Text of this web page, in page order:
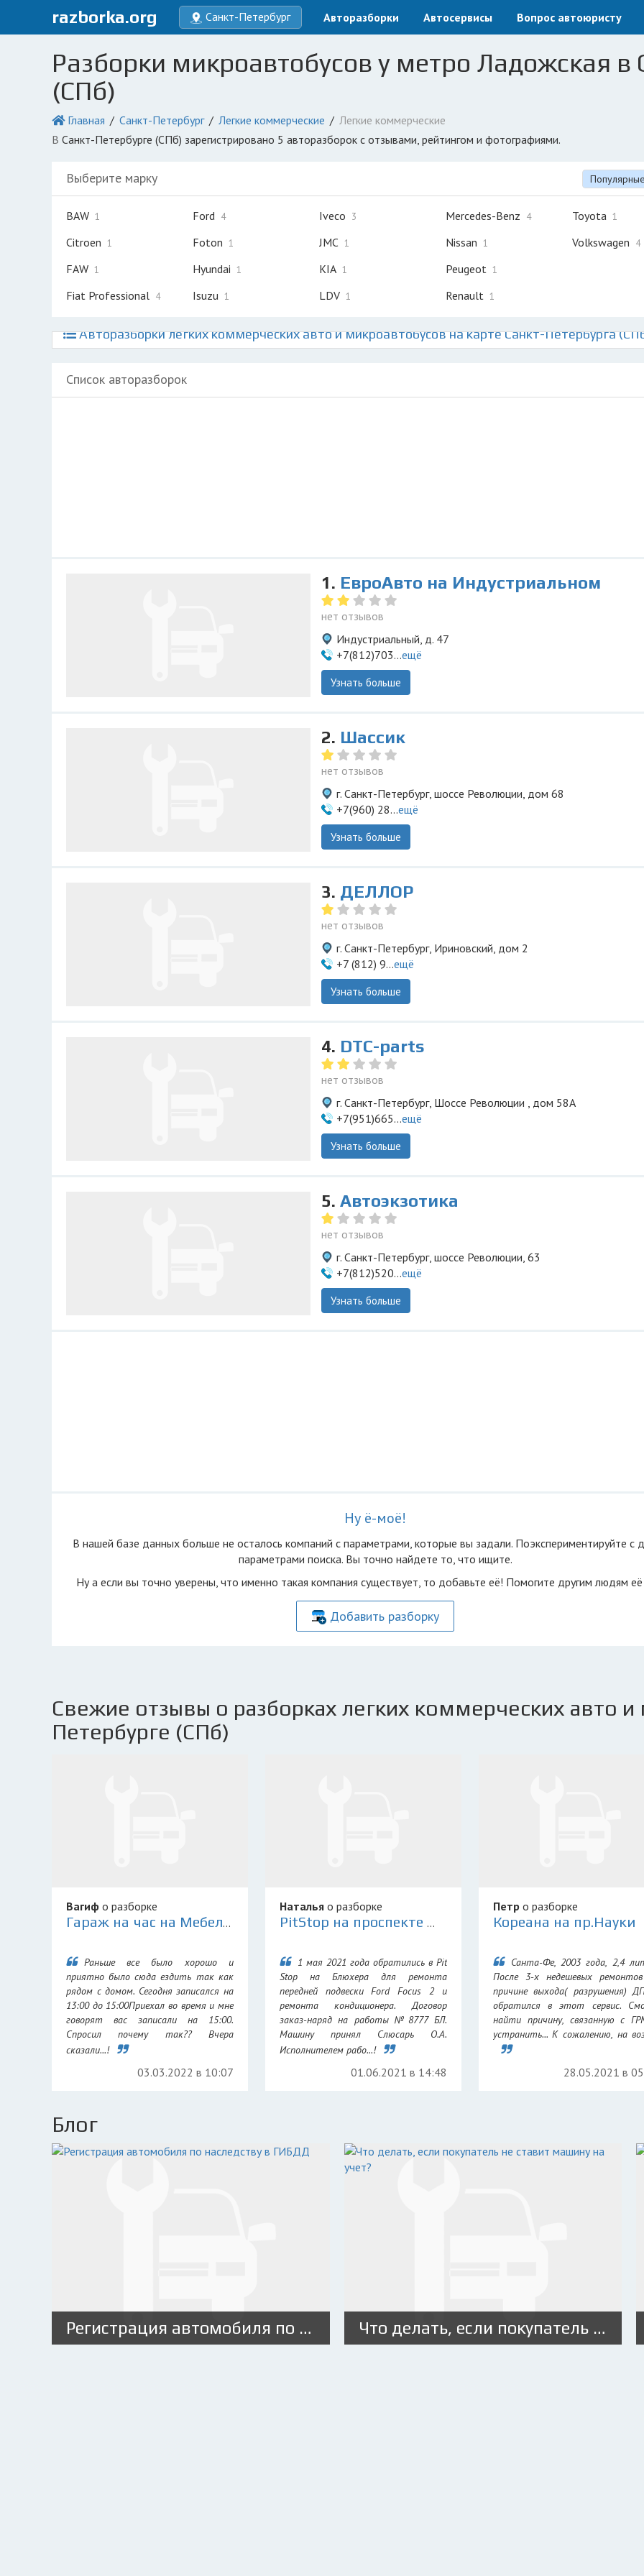
razborka.org Санкт-Петербург Авторазборки Автосервисы Вопрос автоюристу
Разборки микроавтобусов у метро Ладожская в
(СПб)
Главная Санкт-Петербург Легкие коммерческие
Легкие коммерческие
в Санкт-Петербурге (СПб) зарегистрировано 5 авторазборок с отзывами, рейтингом и фотографиями.
Выберите марку Популярные
BAW 1
Citroen 1
FAW 1
Fiat Professional 4
Ford 4
Foton 1
Hyundai 1
Isuzu 1
Iveco 3
JMC 1
KIA 1
LDV 1
Mercedes-Benz 4
Nissan 1
Peugeot 1
Renault 1
Toyota 1
Volkswagen 4
Авторазборки легких коммерческих авто и микроавтобусов на карте Санкт-Петербурга
Список авторазборок
1. ЕвроАвто на Индустриальном
нет отзывов
Индустриальный, д. 47
+7(812)703...ещё
Узнать больше
2. Шассик
нет отзывов
г. Санкт-Петербург, шоссе Революции, дом 68
+7(960) 28...ещё
Узнать больше
3. ДЕЛЛОР
нет отзывов
г. Санкт-Петербург, Ириновский, дом 2
+7 (812) 9...ещё
Узнать больше
4. DTC-parts
нет отзывов
г. Санкт-Петербург, Шоссе Революции , дом 58А
+7(951)665...ещё
Узнать больше
5. Автоэкзотика
нет отзывов
г. Санкт-Петербург, шоссе Революции, 63
+7(812)520...ещё
Узнать больше
Ну ё-моё!
В нашей базе данных больше не осталоcь компаний с параметрами, которые вы задали. Поэкспериментируйте с
параметрами поиска. Вы точно найдете то, что ищите.
Ну а если вы точно уверены, что именно такая компания существует, то добавьте её! Помогите другим людям
Добавить разборку
Свежие отзывы о разборках легких коммерческих авто и
Петербурге (СПб)
Вагиф о разборке
Гараж на час на Мебельной
Раньше все было хорошо и
приятно было сюда ездить так как
рядом с домом. Сегодня записался на
13:00 до 15:00Приехал во время и мне
говорят вас записали на 15:00.
Спросил почему так?? Вчера
сказали...!
03.03.2022 в 10:07
Наталья о разборке
PitStop на проспекте Маршала Блюхера
1 мая 2021 года обратились в Pit
Stop на Блюхера для ремонта
передней подвески Ford Focus 2 и
ремонта кондиционера. Договор
заказ-наряд на работы №8777 БЛ.
Машину принял Слюсарь О.А.
Исполнителем рабо...!
01.06.2021 в 14:48
Петро разборке
Кореана на пр.Науки
Санта-Фе, 2003 года, 2,4
После 3-х недешевых
причине выхода( разрушения)
обратился в этот сервис.
найти причину, связанную с
устранить... К сожалению, на
28.05.2021 в
Блог
Регистрация автомобиля по наследству в ГИБДД Что делать, если покупатель не ставит машину на учет?